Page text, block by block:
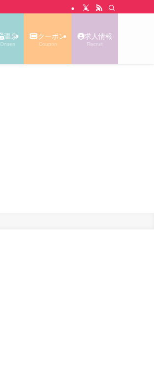
タウン情報
温泉
Onsen
クーポン
Coupon
求人情報
Recruit